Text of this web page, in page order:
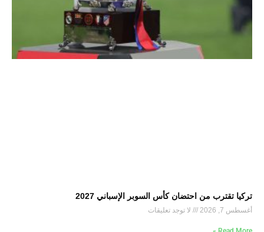
تركيا تقترب من احتضان كأس السوبر الإسباني 2027
أغسطس 7, 2026 لا توجد تعليقات